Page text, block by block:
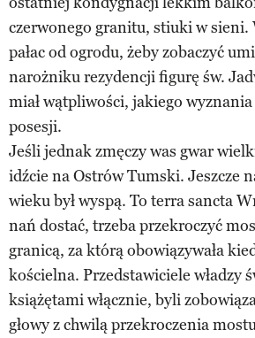
czerwonego granitu, stiuki w sieni.
pałac od ogrodu, żeby zobaczyć
narożniku rezydencji figurę św.
miał wątpliwości, jakiego
posesji.
Jeśli jednak zmęczy was gwar
idźcie na Ostrów Tumski. Jeszcze
wieku był wyspą. To terra sancta
nań dostać, trzeba przekroczyć
granicą, za którą obowiązywała
kościelna. Przedstawiciele władzy
książętami włącznie, byli
głowy z chwilą przekroczenia